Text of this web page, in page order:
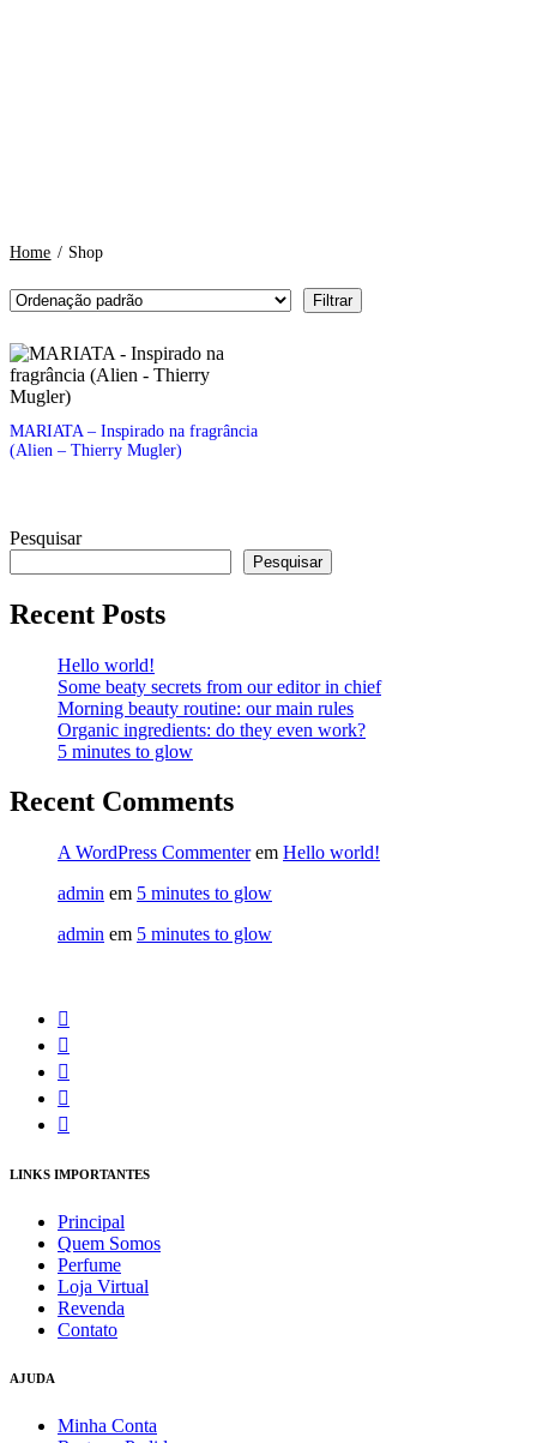
Home / Shop
Filtrar
MARIATA – Inspirado na fragrância
(Alien – Thierry Mugler)
Pesquisar
Pesquisar
Recent Posts
Hello world!
Some beaty secrets from our editor in chief
Morning beauty routine: our main rules
Organic ingredients: do they even work?
5 minutes to glow
Recent Comments
A WordPress Commenterem Hello world!
admin em 5 minutes to glow
admin em 5 minutes to glow
LINKS IMPORTANTES
Principal
Quem Somos
Perfume
Loja Virtual
Revenda
Contato
AJUDA
Minha Conta